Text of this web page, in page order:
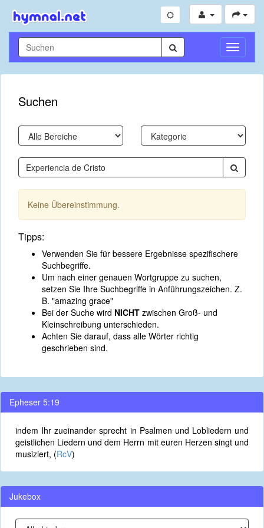
Suchen
Keine Übereinstimmung.
Tipps:
Verwenden Sie für bessere Ergebnisse spezifischere
Suchbegriffe.
Um nach einer genauen Wortgruppe zu suchen,
setzen Sie Ihre Suchbegriffe in Anführungszeichen. Z.
B. "amazing grace"
Bei der Suche wird NICHT zwischen Groß- und
Kleinschreibung unterschieden.
Achten Sie darauf, dass alle Wörter richtig
geschrieben sind.
Epheser 5:19
indem Ihr zueinander sprecht in Psalmen und Lobliedern und
geistlichen Liedern und dem Herrn mit euren Herzen singt und
musiziert, (RcV)
Jukebox